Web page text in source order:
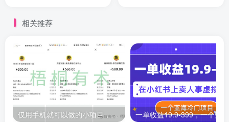
相关推荐
仅用手机就可以做的小项目，当天就能见钱，每天100-300